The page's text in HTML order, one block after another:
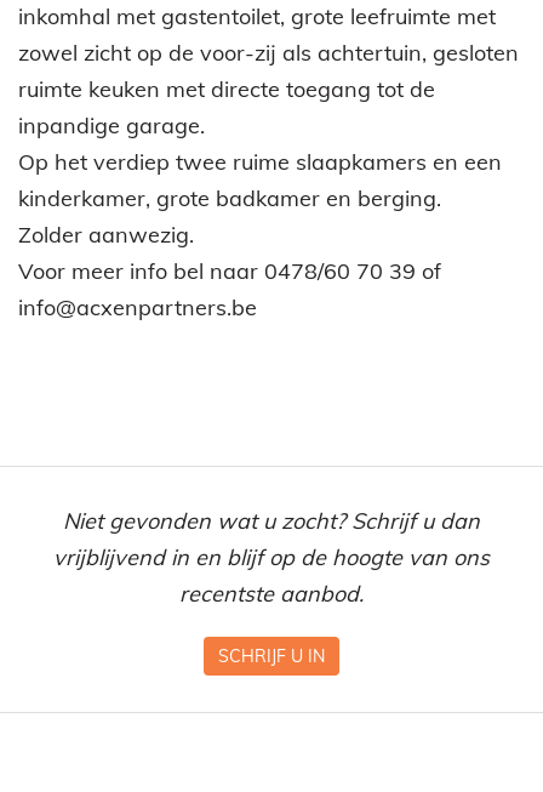
inkomhal met gastentoilet, grote leefruimte met
zowel zicht op de voor-zij als achtertuin, gesloten
ruimte keuken met directe toegang tot de
inpandige garage.
Op het verdiep twee ruime slaapkamers en een
kinderkamer, grote badkamer en berging.
Zolder aanwezig.
Voor meer info bel naar 0478/60 70 39 of
info@acxenpartners.be
Niet gevonden wat u zocht? Schrijf u dan
vrijblijvend in en blijf op de hoogte van ons
recentste aanbod.
SCHRIJF U IN